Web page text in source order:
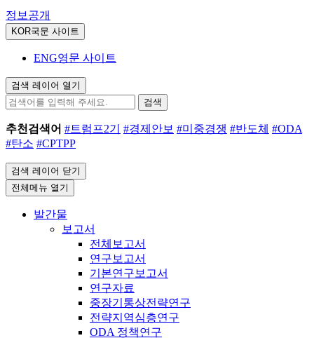
정보공개
KOR국문 사이트
ENG영문 사이트
검색 레이어 열기
검색
추천검색어 #트럼프2기 #경제안보 #미중경쟁 #반도체 #ODA
#탄소 #CPTPP
검색 레이어 닫기
전체메뉴 열기
발간물
보고서
전체보고서
연구보고서
기본연구보고서
연구자료
중장기통상전략연구
전략지역심층연구
ODA 정책연구